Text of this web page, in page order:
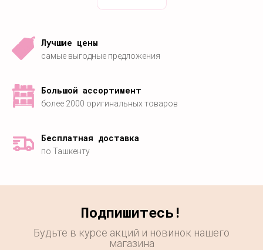
Лучшие цены
самые выгодные предложения
Большой ассортимент
более 2000 оригинальных товаров
Бесплатная доставка
по Ташкенту
Подпишитесь!
Будьте в курсе акций и новинок нашего
магазина